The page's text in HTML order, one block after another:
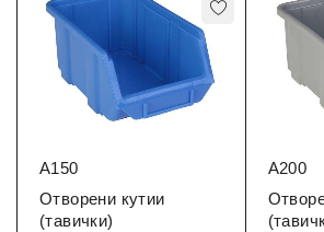
A150
Отворени кутии
(тавички)
A200